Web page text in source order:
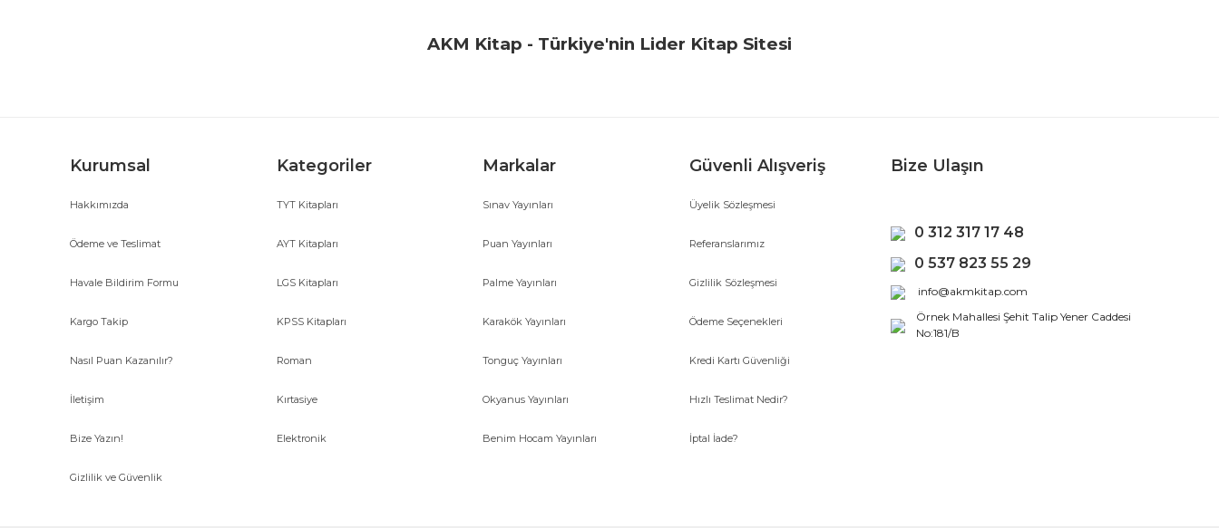
Yorum Yaz
AKM Kitap - Türkiye'nin Lider Kitap Sitesi
Kurumsal
Hakkımızda
Ödeme ve Teslimat
Havale Bildirim Formu
Kargo Takip
Nasıl Puan Kazanılır?
İletişim
Bize Yazın!
Gizlilik ve Güvenlik
Kategoriler
TYT Kitapları
AYT Kitapları
LGS Kitapları
KPSS Kitapları
Roman
Kırtasiye
Elektronik
Markalar
Sınav Yayınları
Puan Yayınları
Palme Yayınları
Karakök Yayınları
Tonguç Yayınları
Okyanus Yayınları
Benim Hocam Yayınları
Güvenli Alışveriş
Üyelik Sözleşmesi
Referanslarımız
Gizlilik Sözleşmesi
Ödeme Seçenekleri
Kredi Kartı Güvenliği
Hızlı Teslimat Nedir?
İptal İade?
Bize Ulaşın
0 312 317 17 48
0 537 823 55 29
info@akmkitap.com
Örnek Mahallesi Şehit Talip Yener Caddesi
No:181/B